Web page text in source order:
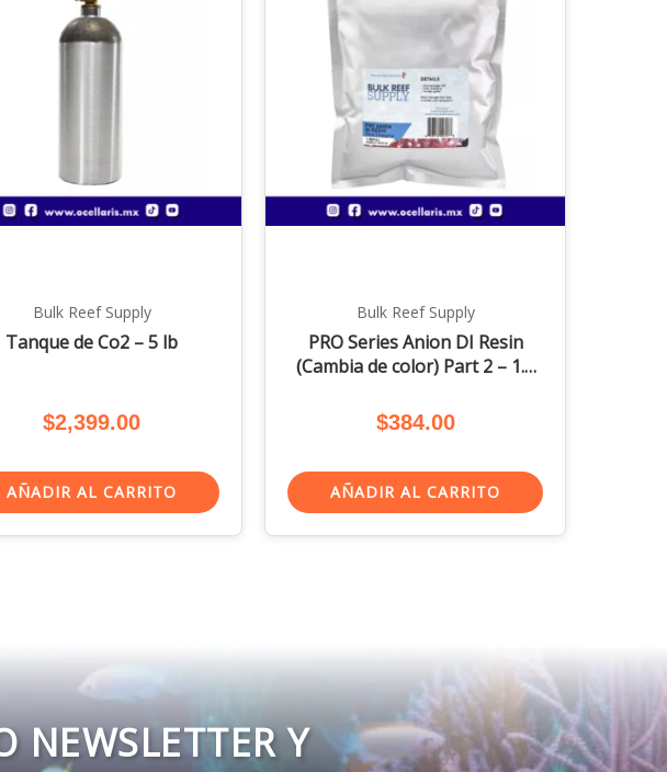
Bulk Reef Supply
Tanque de Co2 – 5 lb
$2,399.00
AÑADIR AL CARRITO
Bulk Reef Supply
PRO Series Anion DI Resin
(Cambia de color) Part 2 – 1.4
$384.00
AÑADIR AL CARRITO
NEWSLETTER Y